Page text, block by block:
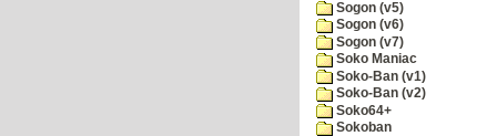
Sogon (v5)
Sogon (v6)
Sogon (v7)
Soko Maniac
Soko-Ban (v1)
Soko-Ban (v2)
Soko64+
Sokoban